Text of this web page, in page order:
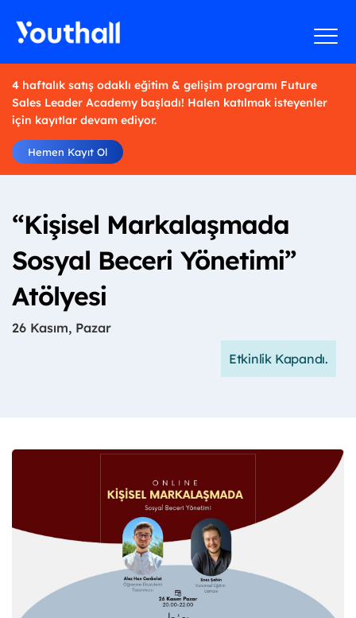
4 haftalık satış odaklı eğitim & gelişim programı Future
Sales Leader Academy başladı! Halen katılmak isteyenler
için kayıtlar devam ediyor.
Hemen Kayıt Ol
“Kişisel Markalaşmada
Sosyal Beceri Yönetimi”
Atölyesi
26 Kasım, Pazar
Etkinlik Kapandı.